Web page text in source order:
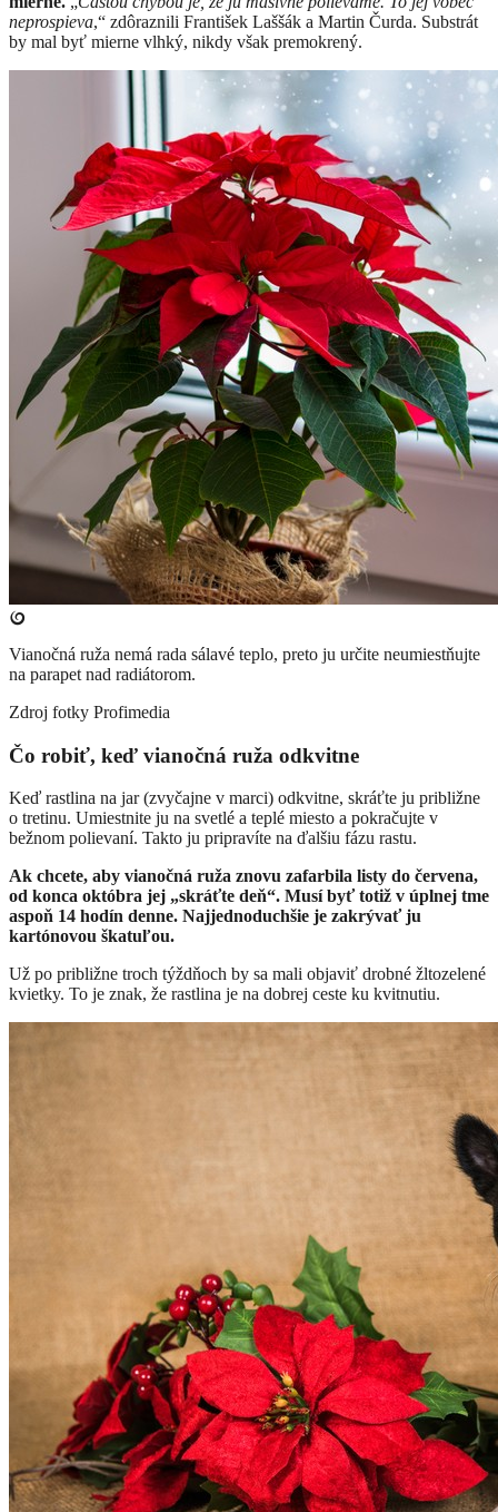
neprospieva,“ zdôraznili František Laššák a Martin Čurda. Substrát
by mal byť mierne vlhký, nikdy však premokrený.
Vianočná ruža nemá rada sálavé teplo, preto ju určite neumiestňujte
na parapet nad radiátorom.
Zdroj fotky Profimedia
Čo robiť, keď vianočná ruža odkvitne
Keď rastlina na jar (zvyčajne v marci) odkvitne, skráťte ju približne
o tretinu. Umiestnite ju na svetlé a teplé miesto a pokračujte v
bežnom polievaní. Takto ju pripravíte na ďalšiu fázu rastu.
Ak chcete, aby vianočná ruža znovu zafarbila listy do červena,
od konca októbra jej „skráťte deň“. Musí byť totiž v úplnej tme
aspoň 14 hodín denne. Najjednoduchšie je zakrývať ju
kartónovou škatuľou.
Už po približne troch týždňoch by sa mali objaviť drobné žltozelené
kvietky. To je znak, že rastlina je na dobrej ceste ku kvitnutiu.